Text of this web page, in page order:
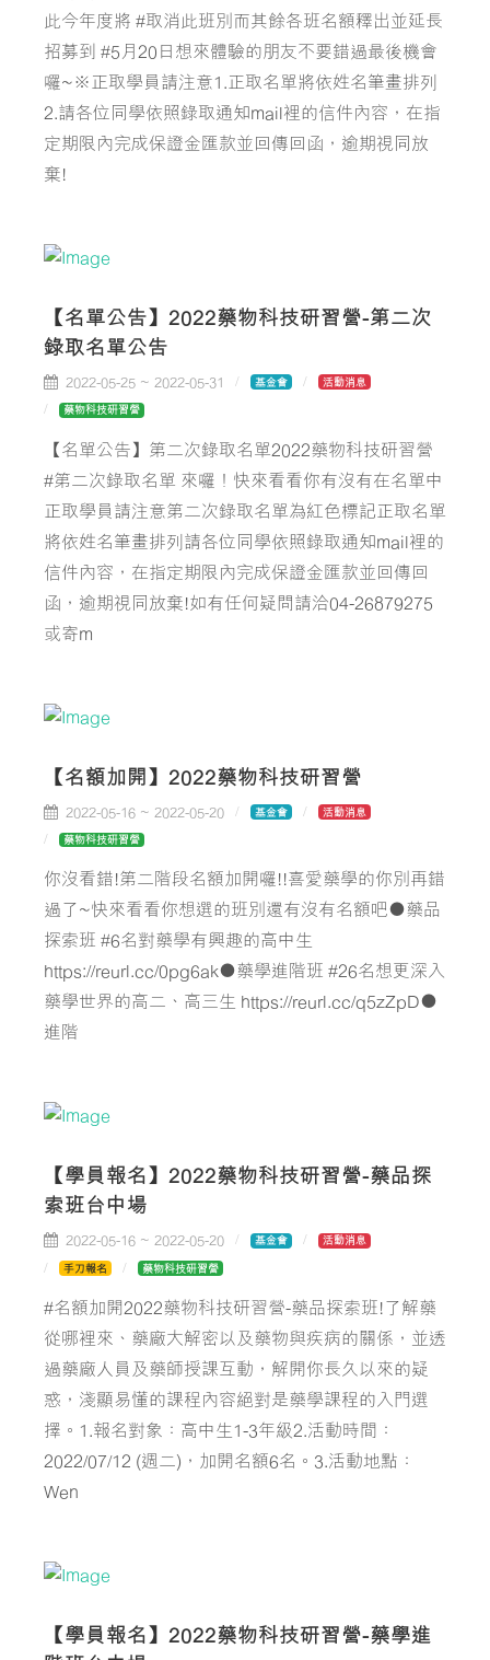
此今年度將 #取消此班別而其餘各班名額釋出並延長
招募到 #5月20日想來體驗的朋友不要錯過最後機會
囉~※正取學員請注意1.正取名單將依姓名筆畫排列
2.請各位同學依照錄取通知mail裡的信件內容，在指
定期限內完成保證金匯款並回傳回函，逾期視同放
棄!
【名單公告】2022藥物科技研習營-第二次
錄取名單公告
2022-05-25 ~ 2022-05-31 基金會 活動消息
藥物科技研習營
【名單公告】第二次錄取名單2022藥物科技研習營
#第二次錄取名單 來囉！快來看看你有沒有在名單中
正取學員請注意第二次錄取名單為紅色標記正取名單
將依姓名筆畫排列請各位同學依照錄取通知mail裡的
信件內容，在指定期限內完成保證金匯款並回傳回
函，逾期視同放棄!如有任何疑問請洽04-26879275
或寄m
【名額加開】2022藥物科技研習營
2022-05-16 ~ 2022-05-20 基金會 活動消息
藥物科技研習營
你沒看錯!第二階段名額加開囉!!喜愛藥學的你別再錯
過了~快來看看你想選的班別還有沒有名額吧●藥品
探索班 #6名對藥學有興趣的高中生
https://reurl.cc/0pg6ak●藥學進階班 #26名想更深入
藥學世界的高二、高三生 https://reurl.cc/q5zZpD●
進階
【學員報名】2022藥物科技研習營-藥品探
索班台中場
2022-05-16 ~ 2022-05-20 基金會 活動消息
手刀報名 藥物科技研習營
#名額加開2022藥物科技研習營-藥品探索班!了解藥
從哪裡來、藥廠大解密以及藥物與疾病的關係，並透
過藥廠人員及藥師授課互動，解開你長久以來的疑
惑，淺顯易懂的課程內容絕對是藥學課程的入門選
擇。1.報名對象：高中生1-3年級2.活動時間：
2022/07/12 (週二)，加開名額6名。3.活動地點：
Wen
【學員報名】2022藥物科技研習營-藥學進